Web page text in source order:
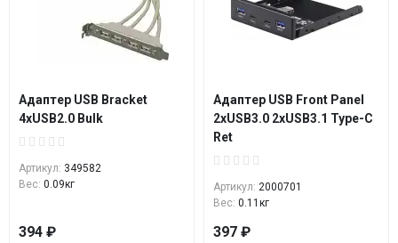
Адаптер USB Bracket
4xUSB2.0 Bulk
Артикул: 349582
Вес: 0.09кг
394 ₽
Адаптер USB Front Panel
2xUSB3.0 2xUSB3.1 Type-C
Ret
Артикул: 2000701
Вес: 0.11кг
397 ₽